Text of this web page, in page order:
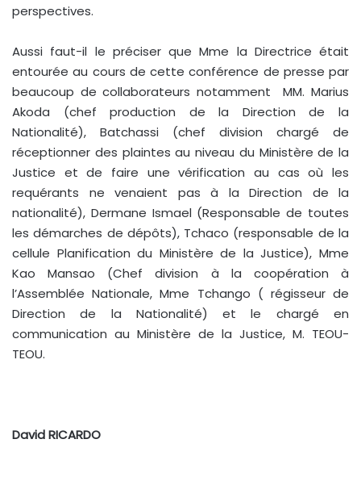
perspectives.
Aussi faut-il le préciser que Mme la Directrice était
entourée au cours de cette conférence de presse par
beaucoup de collaborateurs notamment MM. Marius
Akoda (chef production de la Direction de la
Nationalité), Batchassi (chef division chargé de
réceptionner des plaintes au niveau du Ministère de la
Justice et de faire une vérification au cas où les
requérants ne venaient pas à la Direction de la
nationalité), Dermane Ismael (Responsable de toutes
les démarches de dépôts), Tchaco (responsable de la
cellule Planification du Ministère de la Justice), Mme
Kao Mansao (Chef division à la coopération à
l’Assemblée Nationale, Mme Tchango ( régisseur de
Direction de la Nationalité) et le chargé en
communication au Ministère de la Justice, M. TEOU-
TEOU.
David RICARDO